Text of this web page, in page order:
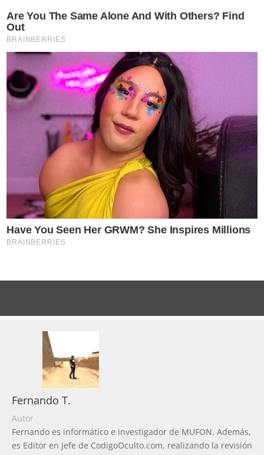
Fernando T.
Autor
Fernando es informático e investigador de MUFON. Además,
es Editor en Jefe de CodigoOculto.com, realizando la revisión